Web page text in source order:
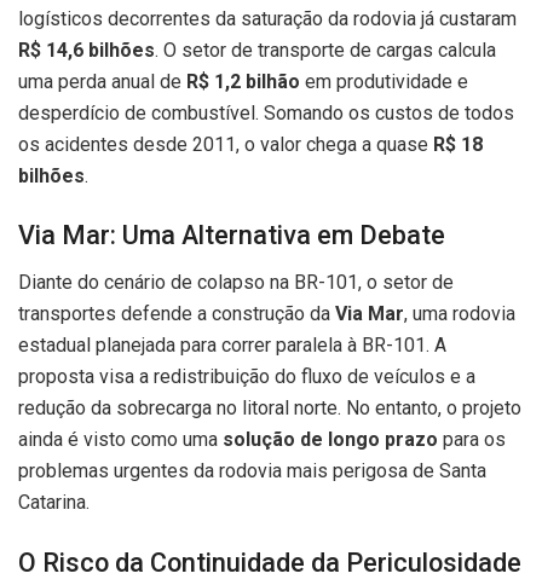
logísticos decorrentes da saturação da rodovia já custaram
R$ 14,6 bilhões. O setor de transporte de cargas calcula
uma perda anual de R$ 1,2 bilhão em produtividade e
desperdício de combustível. Somando os custos de todos
os acidentes desde 2011, o valor chega a quase R$ 18
bilhões.
Via Mar: Uma Alternativa em Debate
Diante do cenário de colapso na BR-101, o setor de
transportes defende a construção da Via Mar, uma rodovia
estadual planejada para correr paralela à BR-101. A
proposta visa a redistribuição do fluxo de veículos e a
redução da sobrecarga no litoral norte. No entanto, o projeto
ainda é visto como uma solução de longo prazo para os
problemas urgentes da rodovia mais perigosa de Santa
Catarina.
O Risco da Continuidade da Periculosidade